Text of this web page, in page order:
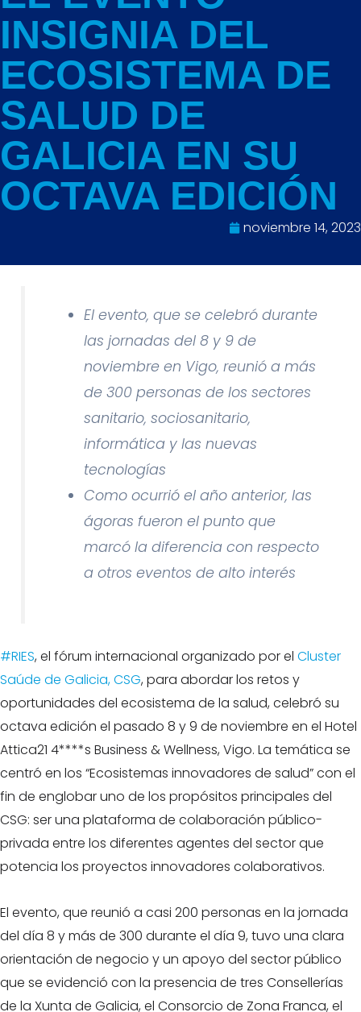
INSIGNIA DEL
ECOSISTEMA DE
SALUD DE
GALICIA EN SU
OCTAVA EDICIÓN
noviembre 14, 2023
El evento, que se celebró durante
las jornadas del 8 y 9 de
noviembre en Vigo, reunió a más
de 300 personas de los sectores
sanitario, sociosanitario,
informática y las nuevas
tecnologías
Como ocurrió el año anterior, las
ágoras fueron el punto que
marcó la diferencia con respecto
a otros eventos de alto interés
#RIES, el fórum internacional organizado por el Cluster
Saúde de Galicia, CSG, para abordar los retos y
oportunidades del ecosistema de la salud, celebró su
octava edición el pasado 8 y 9 de noviembre en el Hotel
Attica21 4****s Business & Wellness, Vigo. La temática se
centró en los “Ecosistemas innovadores de salud” con el
fin de englobar uno de los propósitos principales del
CSG: ser una plataforma de colaboración público-
privada entre los diferentes agentes del sector que
potencia los proyectos innovadores colaborativos.
El evento, que reunió a casi 200 personas en la jornada
del día 8 y más de 300 durante el día 9, tuvo una clara
orientación de negocio y un apoyo del sector público
que se evidenció con la presencia de tres Consellerías
de la Xunta de Galicia, el Consorcio de Zona Franca, el